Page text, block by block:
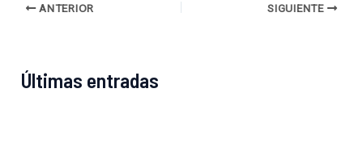
ANTERIOR SIGUIENTE
Últimas entradas